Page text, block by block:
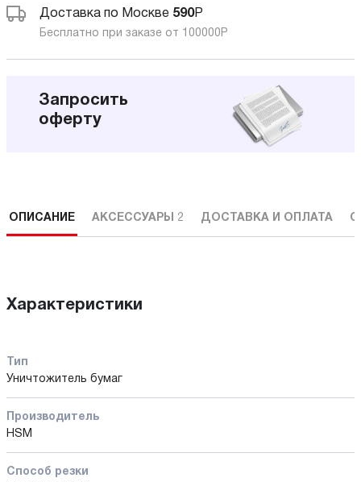
Доставка по Москве 590Р
Бесплатно при заказе от 100000 Р
Запросить
оферту
ОПИСАНИЕ АКСЕССУАРЫ 2 ДОСТАВКА И ОПЛАТА
Характеристики
Тип
Уничтожитель бумаг
Производитель
HSM
Способ резки